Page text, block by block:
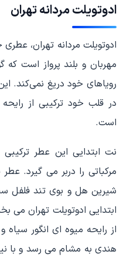
ادوتویلت مردانه تهران
ادوتویلت مردانه تهران،
مهربان و بلند پرواز است
رویاهای خود دریغ نمی‌کند.
در قلب خود ترکیبی از
است.
نت ابتدایی این عطر
مرکباتی را دربر می‌ گیرد.
شیرین هل و بوی تند فلفل
ابتدایی ادوتویلت تهران می‌
از رایحه میوه‌ ای انگور
هندی به مشام می‌ رسد و با